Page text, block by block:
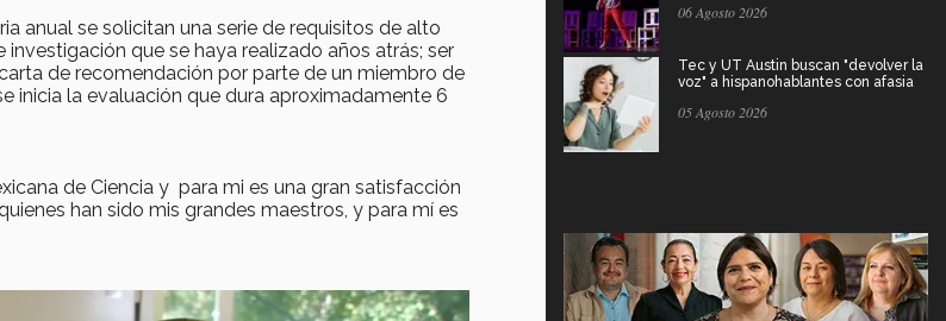
anual se solicitan una serie de requisitos de alto
que se haya realizado años atrás; ser
de recomendación por parte de un miembro de
inicia la evaluación que dura aproximadamente 6
de Ciencia y para mi es una gran satisfacción
han sido mis grandes maestros, y para mí es
06 Agosto 2026
Tec y UT Austin buscan "devolver la
voz" a hispanohablantes con afasia
05 Agosto 2026